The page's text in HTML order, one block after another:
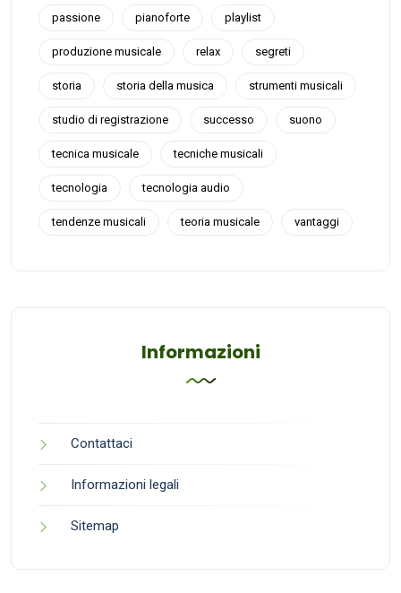
passione pianoforte playlist
produzione musicale relax segreti
storia storia della musica strumenti musicali
studio di registrazione successo suono
tecnica musicale tecniche musicali
tecnologia tecnologia audio
tendenze musicali teoria musicale vantaggi
Informazioni
Contattaci
Informazioni legali
Sitemap